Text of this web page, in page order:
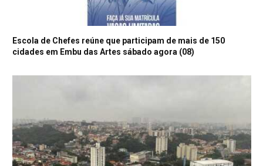
Escola de Chefes reúne que participam de mais de 150
cidades em Embu das Artes sábado agora (08)